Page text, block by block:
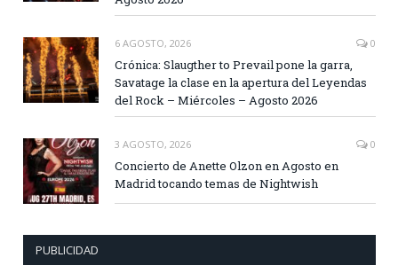
6 AGOSTO, 2026 0
Crónica: Slaugther to Prevail pone la garra,
Savatage la clase en la apertura del Leyendas
del Rock – Miércoles – Agosto 2026
3 AGOSTO, 2026 0
Concierto de Anette Olzon en Agosto en
Madrid tocando temas de Nightwish
PUBLICIDAD